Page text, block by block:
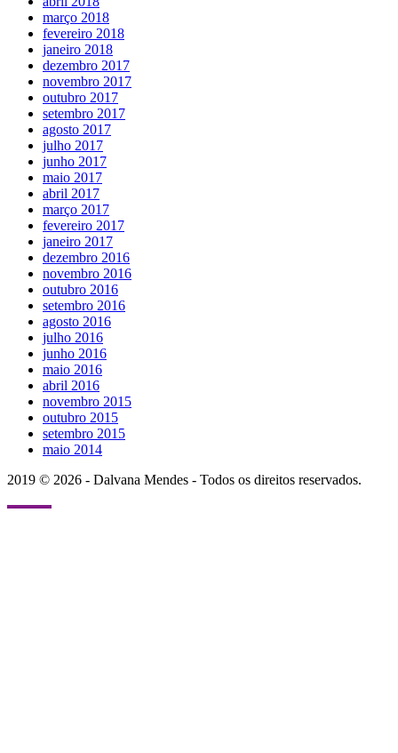
março 2018
fevereiro 2018
janeiro 2018
dezembro 2017
novembro 2017
outubro 2017
setembro 2017
agosto 2017
julho 2017
junho 2017
maio 2017
abril 2017
março 2017
fevereiro 2017
janeiro 2017
dezembro 2016
novembro 2016
outubro 2016
setembro 2016
agosto 2016
julho 2016
junho 2016
maio 2016
abril 2016
novembro 2015
outubro 2015
setembro 2015
maio 2014
2019 © 2026 - Dalvana Mendes - Todos os direitos reservados.